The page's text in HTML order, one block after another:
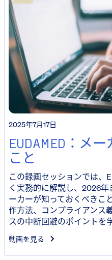
2025年7月17日
EUDAMED：メ
こと
この録画セッションでは、
く実務的に解説し、2026
ーカーが知っておくべきこ
作方法、コンプライアンス
スの中断回避のポイントを
動画を見る